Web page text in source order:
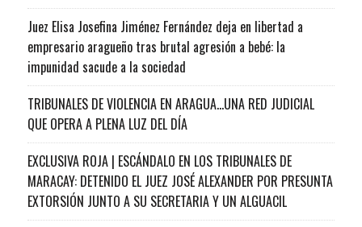
Juez Elisa Josefina Jiménez Fernández deja en libertad a
empresario aragueño tras brutal agresión a bebé: la
impunidad sacude a la sociedad
TRIBUNALES DE VIOLENCIA EN ARAGUA…UNA RED JUDICIAL
QUE OPERA A PLENA LUZ DEL DÍA
EXCLUSIVA ROJA | ESCÁNDALO EN LOS TRIBUNALES DE
MARACAY: DETENIDO EL JUEZ JOSÉ ALEXANDER POR PRESUNTA
EXTORSIÓN JUNTO A SU SECRETARIA Y UN ALGUACIL